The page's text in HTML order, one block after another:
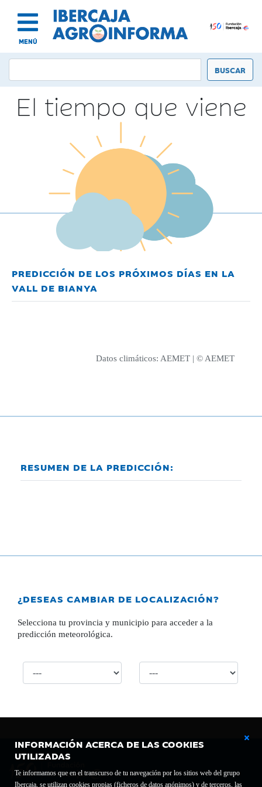
MENÚ
INFORMACIÓN ACERCA DE LAS COOKIES
UTILIZADAS
Te informamos que en el transcurso de tu navegación por los sitios web del grupo
Ibercaja, se utilizan cookies propias (ficheros de datos anónimos) y de terceros, las
El tiempo que viene
PREDICCIÓN DE LOS PRÓXIMOS DÍAS EN LA
VALL DE BIANYA
Datos climáticos: AEMET | © AEMET
RESUMEN DE LA PREDICCIÓN:
¿DESEAS CAMBIAR DE LOCALIZACIÓN?
Selecciona tu provincia y municipio para acceder a la
predicción meteorológica.